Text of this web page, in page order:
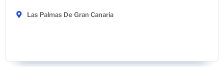
Las Palmas De Gran Canaria